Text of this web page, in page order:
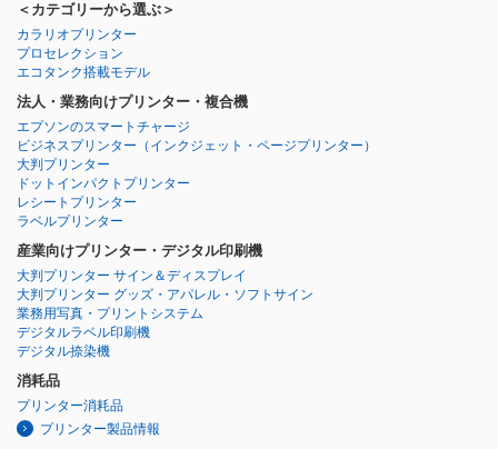
＜カテゴリーから選ぶ＞
カラリオプリンター
プロセレクション
エコタンク搭載モデル
法人・業務向けプリンター・複合機
エプソンのスマートチャージ
ビジネスプリンター （インクジェット・ページプリンター）
大判プリンター
ドットインパクトプリンター
レシートプリンター
ラベルプリンター
産業向けプリンター・デジタル印刷機
大判プリンター サイン＆ディスプレイ
大判プリンター グッズ・アパレル・ソフトサイン
業務用写真・プリントシステム
デジタルラベル印刷機
デジタル捺染機
消耗品
プリンター消耗品
プリンター製品情報